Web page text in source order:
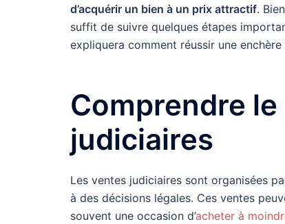
d’acquérir un bien à un prix attractif.
suffit de suivre quelques étapes
expliquera comment réussir une
Comprendre
judiciaires
Les ventes judiciaires sont organisées
à des décisions légales. Ces ventes
souvent une occasion d’acheter à